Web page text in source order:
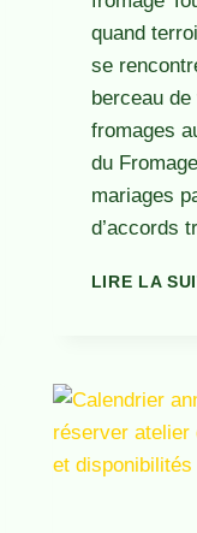
quand
se
berceau
fromages
du
mariages
d’accords
LIRE LA